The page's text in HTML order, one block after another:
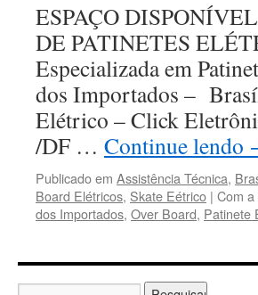
ESPAÇO
DE PATINETES
Especializada em
dos Importados –
Elétrico – Click
/DF … Continue lendo
Publicado em Assistência Técnica,
Board Elétricos, Skate Eétrico | Com a
dos Importados, Over Board, Patinete